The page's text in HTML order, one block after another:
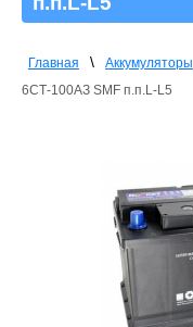
Главная \ Аккумуляторы
6СТ-100АЗ SMF п.п.L-L5